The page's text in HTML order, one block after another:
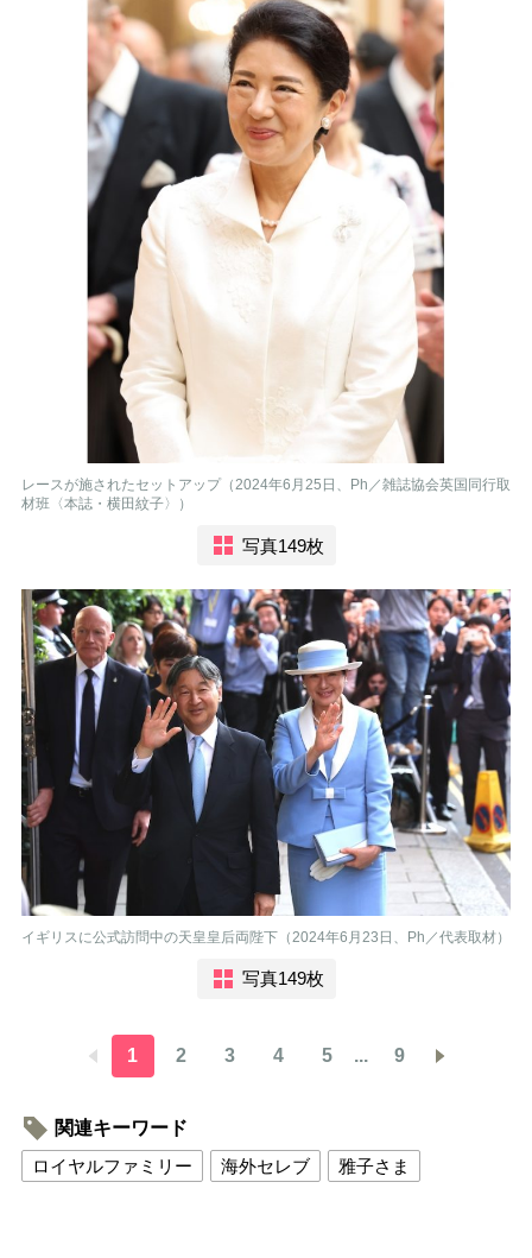
レースが施されたセットアップ（2024年6月25日、Ph／雑誌協会英国同行取
材班〈本誌・横田紋子〉）
写真149枚
イギリスに公式訪問中の天皇皇后両陛下（2024年6月23日、Ph／代表取材）
写真149枚
1 2 3 4 5 ... 9
関連キーワード
ロイヤルファミリー
海外セレブ 雅子さま